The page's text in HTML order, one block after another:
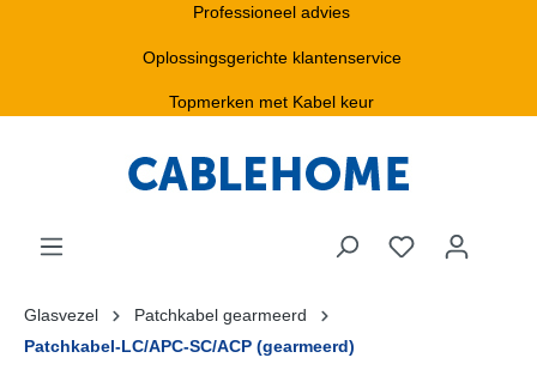
Professioneel advies
Oplossingsgerichte klantenservice
Topmerken met Kabel keur
Glasvezel
Patchkabel gearmeerd
Patchkabel-LC/APC-SC/ACP (gearmeerd)